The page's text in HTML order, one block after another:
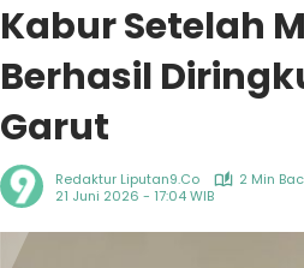
Kabur Setelah
Berhasil
Garut
Redaktur Liputan9.co
2 Min
21 Juni 2026 - 17:04 WIB